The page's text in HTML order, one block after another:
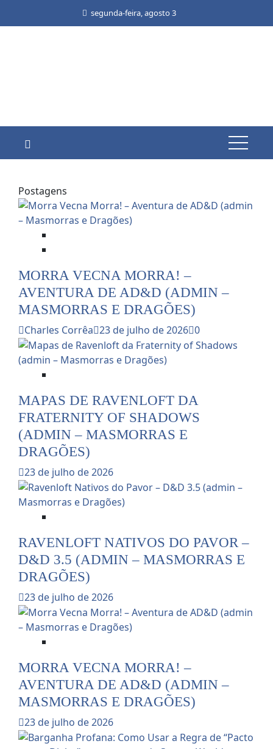
segunda-feira, agosto 3
Postagens
MORRA VECNA MORRA! –
AVENTURA DE AD&D (ADMIN –
MASMORRAS E DRAGÕES)
Charles Corrêa 23 de julho de 2026 0
MAPAS DE RAVENLOFT DA
FRATERNITY OF SHADOWS
(ADMIN – MASMORRAS E
DRAGÕES)
23 de julho de 2026
RAVENLOFT NATIVOS DO PAVOR –
D&D 3.5 (ADMIN – MASMORRAS E
DRAGÕES)
23 de julho de 2026
MORRA VECNA MORRA! –
AVENTURA DE AD&D (ADMIN –
MASMORRAS E DRAGÕES)
23 de julho de 2026